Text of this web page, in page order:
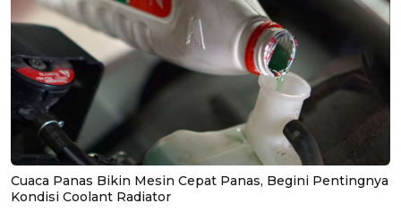
Cuaca Panas Bikin Mesin Cepat Panas, Begini Pentingnya
Kondisi Coolant Radiator